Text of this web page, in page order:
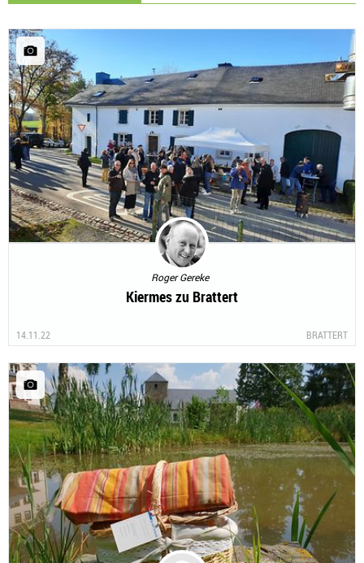
Roger Gereke
Kiermes zu Brattert
14.11.22 BRATTERT